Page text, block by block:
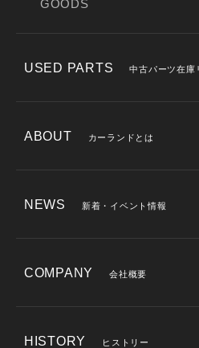
GOODS
USED PARTS 中古パーツ在庫
ABOUT カーランドとは
NEWS 新着・イベント情報
COMPANY 会社概要
HISTORY ヒストリー